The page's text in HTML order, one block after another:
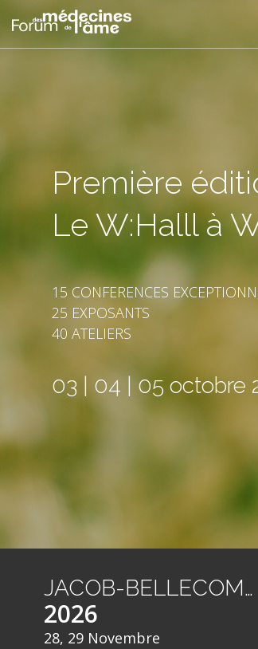
Première
Le W:Halll à
15 CONFERENCES
25 EXPOSANTS
40 ATELIERS
03 | 04 | 05 octobre
JACOB-BELLECOMBETTE
2026
28, 29 Novembre